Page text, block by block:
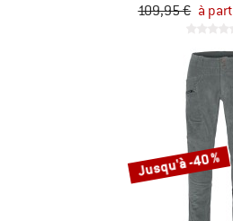
109,95 € à
Jusqu'à -40 %